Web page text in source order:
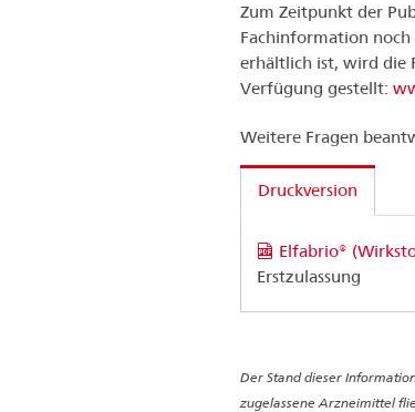
Zum Zeitpunkt der
Fachinformation
erhältlich ist, wird die
Verfügung gestellt:
Weitere Fragen
Druckversion
Elfabrio®
Erstzulassung
Der Stand dieser
zugelassene Arzneimittel